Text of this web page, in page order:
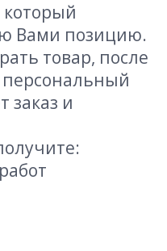
Вами позицию.
товар, после
персональный
заказ и